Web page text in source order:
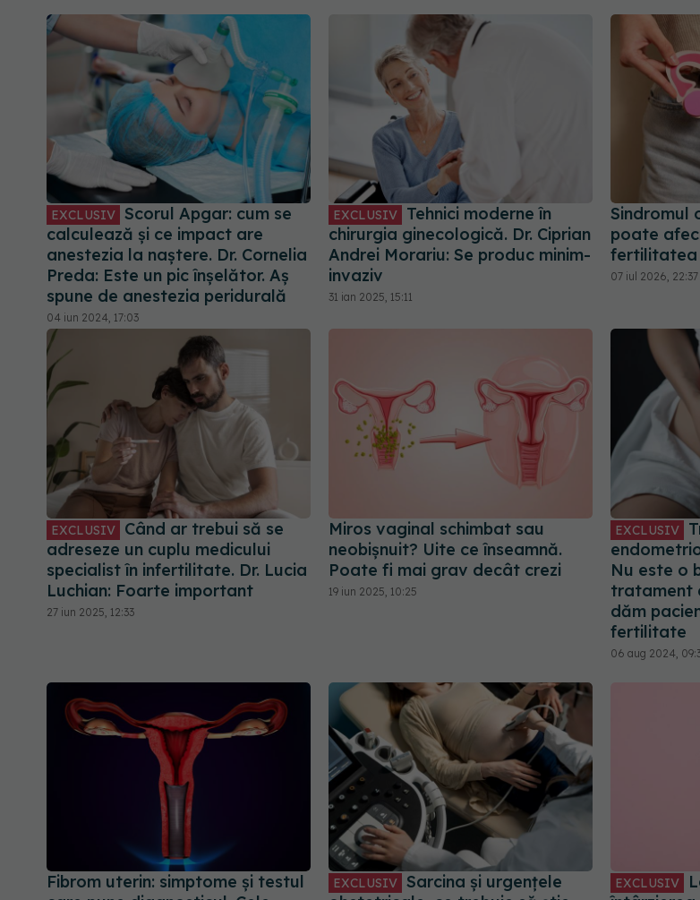
EXCLUSIV Scorul Apgar: cum se
calculează și ce impact are
anestezia la naștere. Dr. Cornelia
Preda: Este un pic înșelător. Aș
spune de anestezia peridurală
04 iun 2024, 17:03
EXCLUSIV
Tehnici moderne în
chirurgia ginecologică. Dr. Ciprian
Andrei Morariu: Se produc minim-
invaziv
31 ian 2025, 15:11
Sindromul
poate
fertilitatea
07 iul 2026, 22:37
EXCLUSIV
Când ar trebui să se
adreseze un cuplu medicului
specialist în infertilitate. Dr. Lucia
Luchian: Foarte important
27 iun 2025, 12:33
Miros vaginal schimbat sau
neobișnuit? Uite ce înseamnă.
Poate fi mai grav decât crezi
19 iun 2025, 10:25
EXCLUSIV
Nu este o
tratament
dăm
fertilitate
06 aug 2024,
Fibrom uterin: simptome și testul
EXCLUSIV Sarcina și urgențele
EXCLUSIV